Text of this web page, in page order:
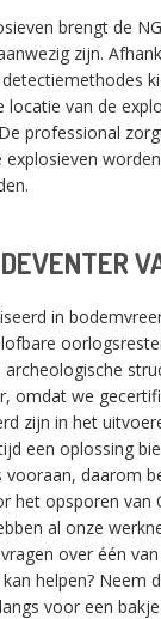
brengt de
zijn.
van de
professional
in
omdat we
zijn in het
een oplossing
daarom
het opsporen
al onze
over één
helpen? Neem
voor een